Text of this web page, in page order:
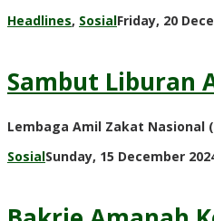
Headlines, SosialFriday, 20
Sambut Liburan
Lembaga Amil Zakat Nasional
SosialSunday, 15 December